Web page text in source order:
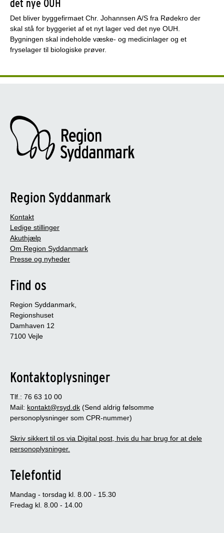
det nye OUH
Det bliver byggefirmaet Chr. Johannsen A/S fra Rødekro der
skal stå for byggeriet af et nyt lager ved det nye OUH.
Bygningen skal indeholde væske- og medicinlager og et
fryselager til biologiske prøver.
Region Syddanmark
Kontakt
Ledige stillinger
Akuthjælp
Om Region Syddanmark
Presse og nyheder
Find os
Region Syddanmark,
Regionshuset
Damhaven 12
7100 Vejle
Kontaktoplysninger
Tlf.: 76 63 10 00
Mail: kontakt@rsyd.dk (Send aldrig følsomme
personoplysninger som CPR-nummer)
Skriv sikkert til os via Digital post, hvis du har brug for at dele
personoplysninger.
Telefontid
Mandag - torsdag kl. 8.00 - 15.30
Fredag kl. 8.00 - 14.00